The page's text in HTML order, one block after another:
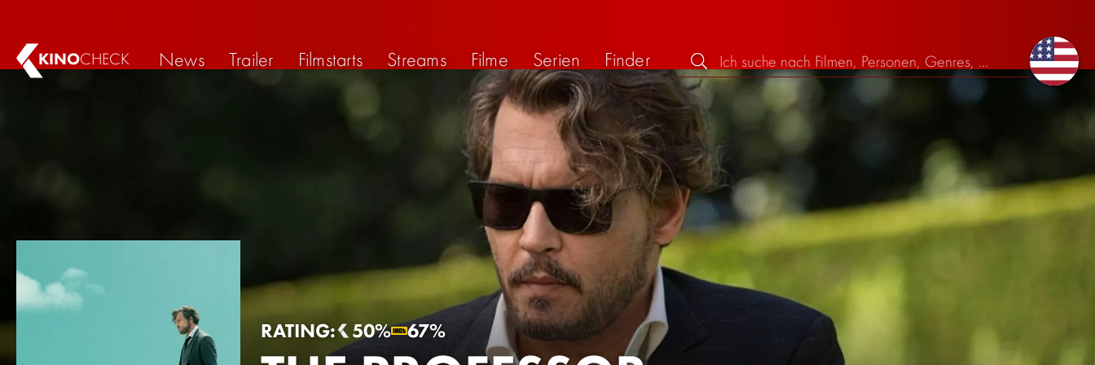
KINOCHECK News Trailer Filmstarts Streams Filme Serien Finder
RATING: 50% 67%